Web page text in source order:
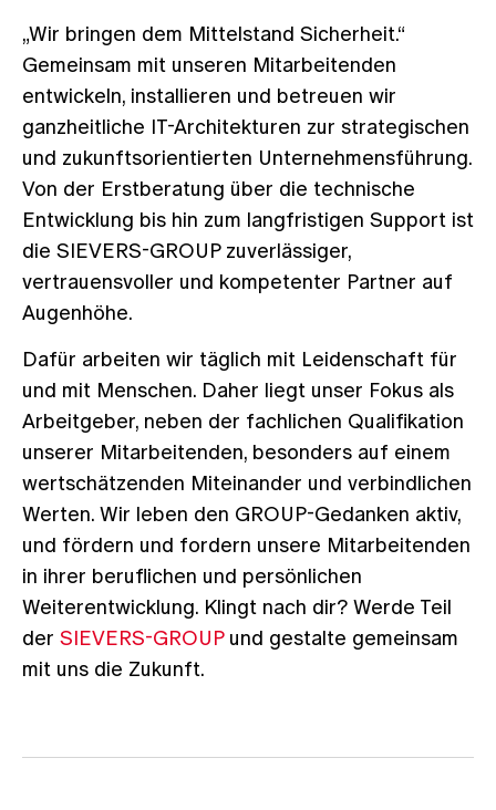
„Wir bringen dem Mittelstand Sicherheit.“
Gemeinsam mit unseren Mitarbeitenden
entwickeln, installieren und betreuen wir
ganzheitliche IT-Architekturen zur strategischen
und zukunftsorientierten Unternehmensführung.
Von der Erstberatung über die technische
Entwicklung bis hin zum langfristigen Support ist
die SIEVERS-GROUP zuverlässiger,
vertrauensvoller und kompetenter Partner auf
Augenhöhe.
Dafür arbeiten wir täglich mit Leidenschaft für
und mit Menschen. Daher liegt unser Fokus als
Arbeitgeber, neben der fachlichen Qualifikation
unserer Mitarbeitenden, besonders auf einem
wertschätzenden Miteinander und verbindlichen
Werten. Wir leben den GROUP-Gedanken aktiv,
und fördern und fordern unsere Mitarbeitenden
in ihrer beruflichen und persönlichen
Weiterentwicklung. Klingt nach dir? Werde Teil
der SIEVERS-GROUPund gestalte gemeinsam
mit uns die Zukunft.